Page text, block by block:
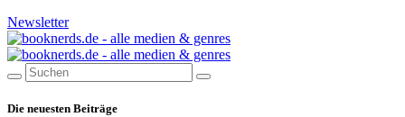
Newsletter
Die neuesten Beiträge